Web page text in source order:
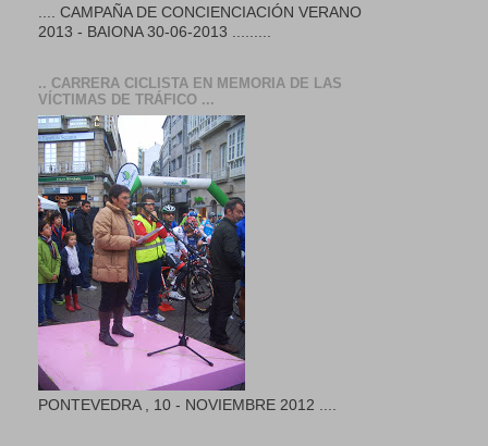
.... CAMPAÑA DE CONCIENCIACIÓN VERANO
2013 - BAIONA 30-06-2013 .........
.. CARRERA CICLISTA EN MEMORIA DE LAS
VÍCTIMAS DE TRÁFICO ...
PONTEVEDRA , 10 - NOVIEMBRE 2012 ....